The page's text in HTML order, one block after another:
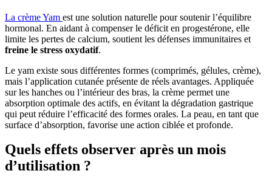
La crème Yam est une solution naturelle pour soutenir l’équilibre
hormonal. En aidant à compenser le déficit en progestérone, elle
limite les pertes de calcium, soutient les défenses immunitaires et
freine le stress oxydatif.
Le yam existe sous différentes formes (comprimés, gélules, crème),
mais l’application cutanée présente de réels avantages. Appliquée
sur les hanches ou l’intérieur des bras, la crème permet une
absorption optimale des actifs, en évitant la dégradation gastrique
qui peut réduire l’efficacité des formes orales. La peau, en tant que
surface d’absorption, favorise une action ciblée et profonde.
Quels effets observer après un mois
d’utilisation ?